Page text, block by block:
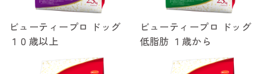
ビューティープロ ドッグ
１０歳以上
ビューティープロ ドッグ
低脂肪 １歳から